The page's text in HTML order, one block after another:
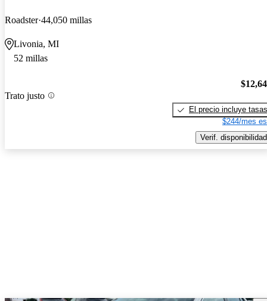
Roadster 44,050 millas
Livonia, MI
52 millas
Trato justo
El precio incluye tasas
$244/mes
Verif. disponibilidad